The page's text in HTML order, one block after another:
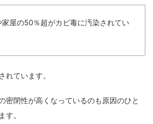
屋の50％超がカビ毒に汚染されてい
れています。
密閉性が高くなっているのも原因のひと
す。